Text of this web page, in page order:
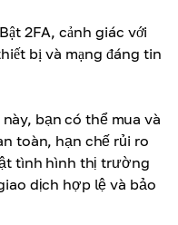
Bật 2FA, cảnh giác với
bị và mạng đáng tin
bạn có thể mua và
toàn, hạn chế rủi ro
tình hình thị trường
dịch hợp lệ và bảo